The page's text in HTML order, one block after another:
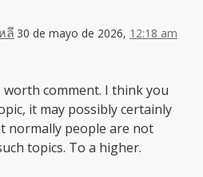
ลี 30 de mayo de 2026, 12:18 am
comment. I think you
it may possibly certainly
normally people are not
topics. To a higher.